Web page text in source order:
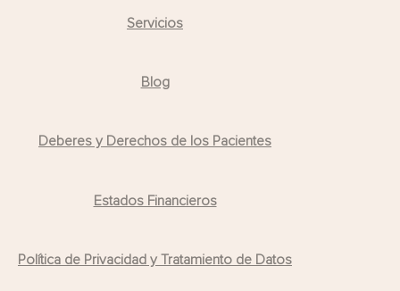
Servicios
Blog
Deberes y Derechos de los Pacientes
Estados Financieros
Política de Privacidad y Tratamiento de Datos